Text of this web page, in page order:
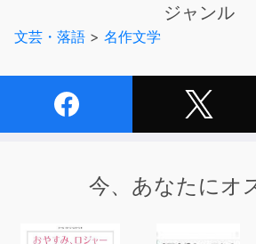
ジャンル
文芸・落語 > 名作文学
今、あなたにオ